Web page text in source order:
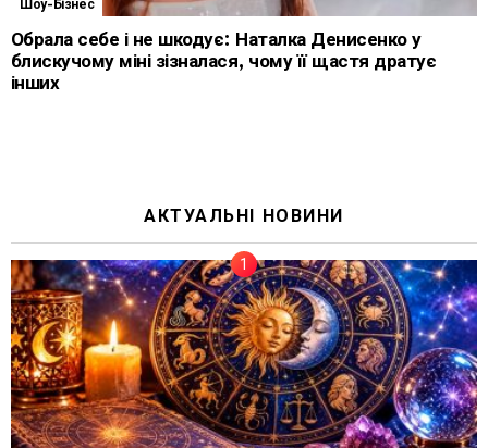
Шоу-Бізнес
Обрала себе і не шкодує: Наталка Денисенко у
блискучому міні зізналася, чому її щастя дратує
інших
АКТУАЛЬНІ НОВИНИ